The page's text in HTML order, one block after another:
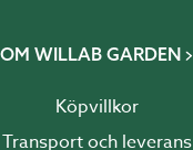
OM WILLAB GARDEN
Köpvillkor
Transport och leverans